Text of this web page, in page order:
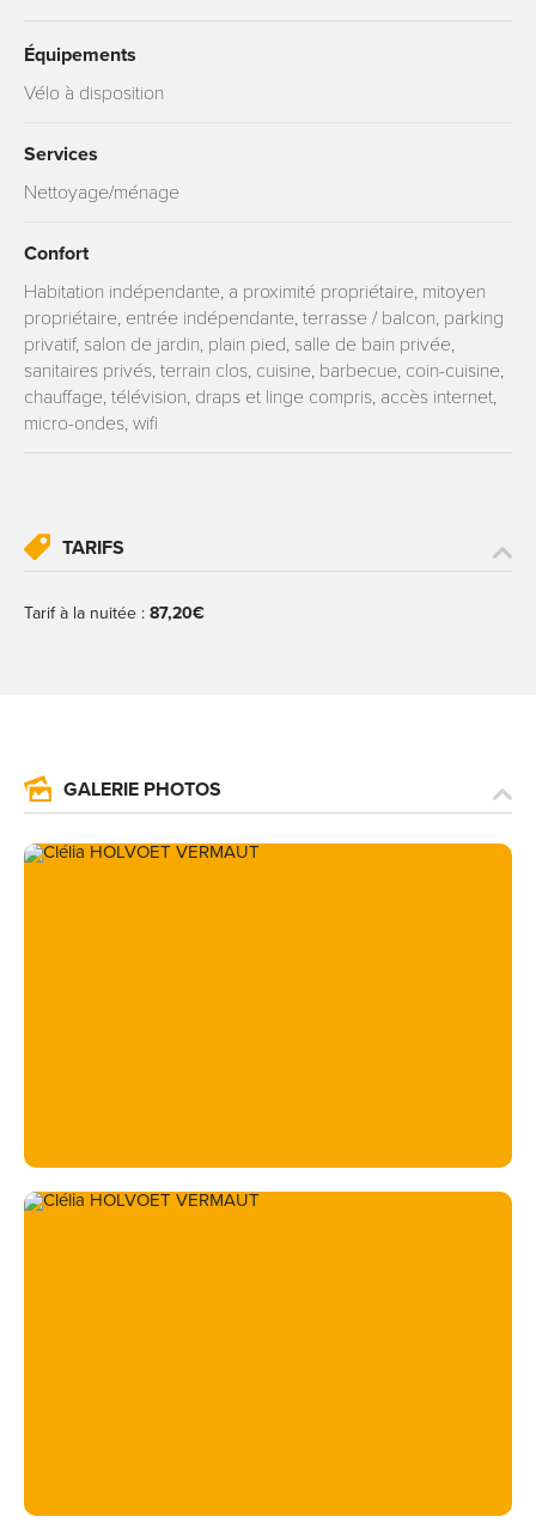
Équipements
Vélo à disposition
Services
Nettoyage/ménage
Confort
Habitation indépendante, a proximité propriétaire, mitoyen
propriétaire, entrée indépendante, terrasse / balcon, parking
privatif, salon de jardin, plain pied, salle de bain privée,
sanitaires privés, terrain clos, cuisine, barbecue, coin-cuisine,
chauffage, télévision, draps et linge compris, accès internet,
micro-ondes, wifi
TARIFS
Tarif à la nuitée : 87,20€
GALERIE PHOTOS